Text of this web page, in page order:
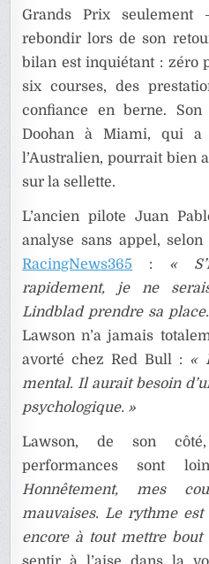
Grands Prix seulement
rebondir lors de son
bilan est inquiétant : zéro
six courses, des
confiance en berne.
Doohan à Miami, qui a
l’Australien, pourrait bien
sur la sellette.
L’ancien piloteJuan
analyse sans appel,
RacingNews365 : «
rapidement, je ne
Lindblad prendre sa
Lawson n’a jamais
avorté chez Red Bull : «
mental. Il aurait besoin
psychologique. »
Lawson, de son
performances sont
Honnêtement, mes
mauvaises. Le rythme
encore à tout mettre bout